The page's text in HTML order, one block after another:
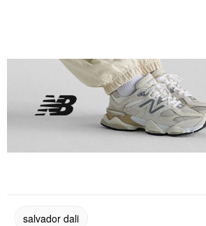
salvador dali